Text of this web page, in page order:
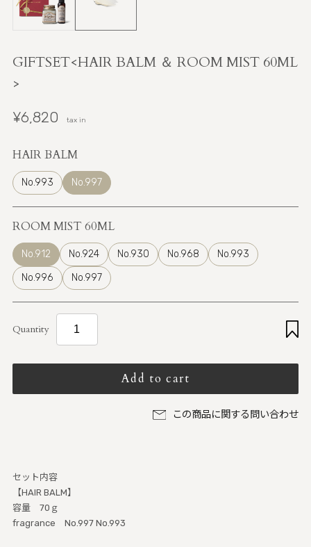
GIFTSET<HAIR BALM ＆ ROOM MIST 60ML
>
¥6,820 tax in
HAIR BALM
No.993 No.997
ROOM MIST 60ML
No.912 No.924 No.930 No.968
No.993
No.996
No.997
Quantity
Add to cart
この商品に関する問い合わせ
セット内容
【HAIR BALM】
容量 70ｇ
fragrance No.997 No.993